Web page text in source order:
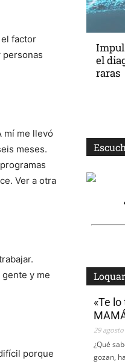
factor
mí me llevó
meses.
Ver a otra
y me
porque
el
raras
«Te
29
¿Qué
gozan,